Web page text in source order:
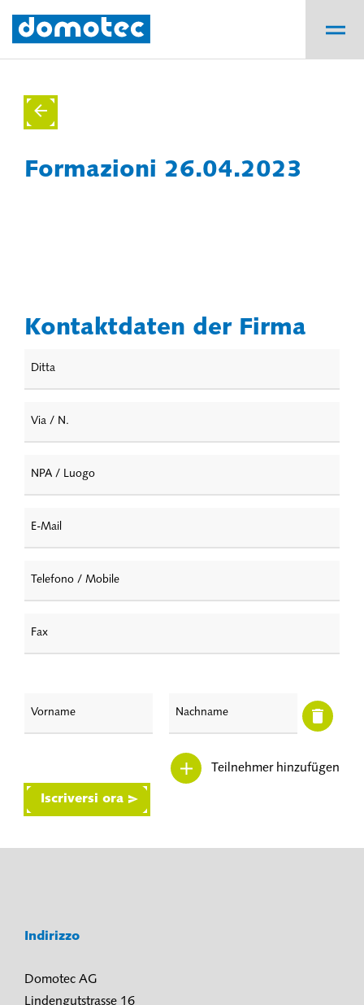
Formazioni 26.04.2023
Kontaktdaten der Firma
Teilnehmer hinzufügen
Iscriversi ora
Indirizzo
Domotec AG
Lindengutstrasse 16